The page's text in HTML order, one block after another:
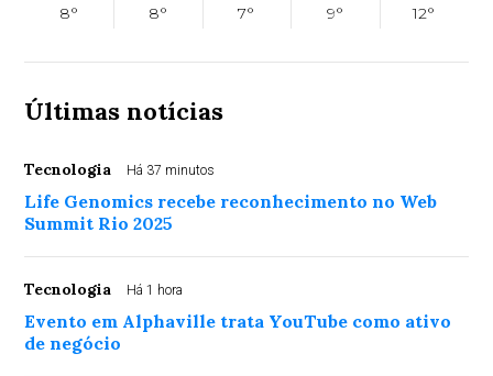
8°
8°
7°
9°
12°
Últimas notícias
Tecnologia Há 37 minutos
Life Genomics recebe reconhecimento no Web
Summit Rio 2025
Tecnologia Há 1 hora
Evento em Alphaville trata YouTube como ativo
de negócio